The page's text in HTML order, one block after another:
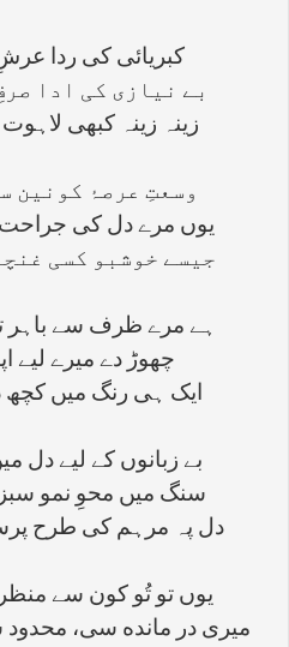
کبریائی کی ردا
بے نیازی کی ادا
زینہ زینہ کبھی
وسعتِ عرصۂ کونین
یوں مرے دل کی
جیسے خوشبو کسی
ہے مرے ظرف سے باہر
چھوڑ دے میرے لیے
ایک ہی رنگ میں کچھ
بے زبانوں کے لیے دل
سنگ میں محوِ نمو
دل پہ مرہم کی طرح
یوں تو تُو کون سے
میری در مانده سی،